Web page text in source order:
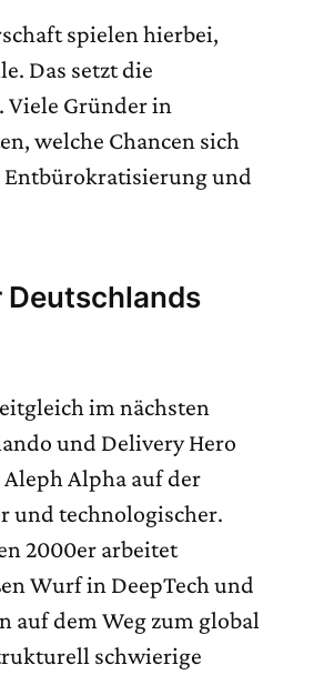
spielen hierbei,
Das setzt die
Viele Gründer in
welche Chancen sich
Entbürokratisierung und
Deutschlands
im nächsten
und Delivery Hero
Alpha auf der
und technologischer.
2000er arbeitet
Wurf in DeepTech und
auf dem Weg zum global
schwierige